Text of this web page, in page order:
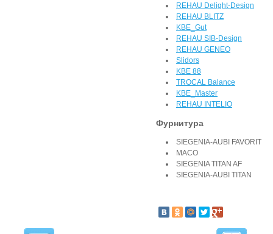
REHAU Delight-Design
REHAU BLITZ
KBE_Gut
REHAU SIB-Design
REHAU GENEO
Slidors
KBE 88
TROCAL Balance
KBE_Master
REHAU INTELIO
Фурнитура
SIEGENIA-AUBI FAVORIT
MACO
SIEGENIA TITAN AF
SIEGENIA-AUBI TITAN